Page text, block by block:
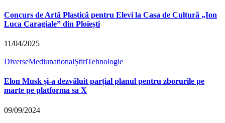
Concurs de Artă Plastică pentru Elevi la Casa de Cultură „Ion
Luca Caragiale” din Ploiești
11/04/2025
DiverseMediunationalȘtiriTehnologie
Elon Musk și-a dezvăluit parțial planul pentru zborurile pe
marte pe platforma sa X
09/09/2024